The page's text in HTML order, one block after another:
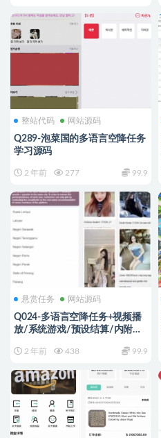
整站代码 网站源码
Q289-泡菜国的多语言空降任务
学习源码
2 年前 277 99.9
悬赏任务 网站源码
Q024-多语言空降任务+视频播
放/系统游戏/预设结算/内附搭
2 年前 438 99.9